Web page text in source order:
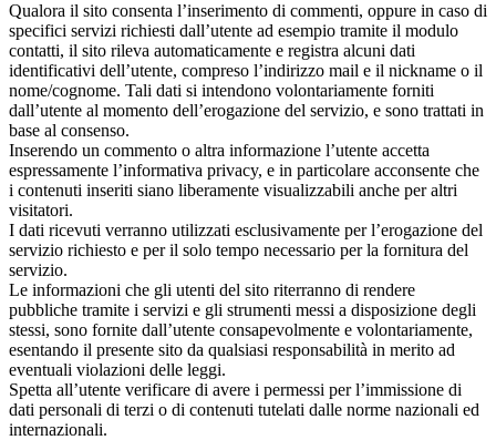
Qualora il sito consenta l’inserimento di commenti, oppure in caso di
specifici servizi richiesti dall’utente ad esempio tramite il modulo
contatti, il sito rileva automaticamente e registra alcuni dati
identificativi dell’utente, compreso l’indirizzo mail e il nickname o il
nome/cognome. Tali dati si intendono volontariamente forniti
dall’utente al momento dell’erogazione del servizio, e sono trattati in
base al consenso.
Inserendo un commento o altra informazione l’utente accetta
espressamente l’informativa privacy, e in particolare acconsente che
i contenuti inseriti siano liberamente visualizzabili anche per altri
visitatori.
I dati ricevuti verranno utilizzati esclusivamente per l’erogazione del
servizio richiesto e per il solo tempo necessario per la fornitura del
servizio.
Le informazioni che gli utenti del sito riterranno di rendere
pubbliche tramite i servizi e gli strumenti messi a disposizione degli
stessi, sono fornite dall’utente consapevolmente e volontariamente,
esentando il presente sito da qualsiasi responsabilità in merito ad
eventuali violazioni delle leggi.
Spetta all’utente verificare di avere i permessi per l’immissione di
dati personali di terzi o di contenuti tutelati dalle norme nazionali ed
internazionali.